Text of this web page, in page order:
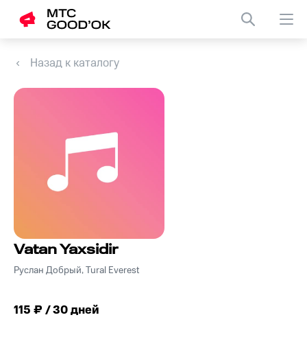
Назад к каталогу
Vatan Yaxsidir
Руслан Добрый, Tural Everest
115 ₽ / 30 дней